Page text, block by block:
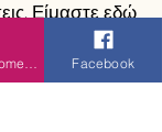
Είμαστε εδώ
με βάση τις
Facebook